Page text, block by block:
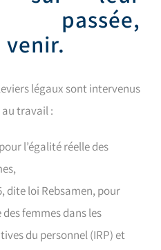
passée,
légaux sont intervenus
travail :
l’égalité réelle des
dite loi Rebsamen, pour
femmes dans les
du personnel (IRP) et